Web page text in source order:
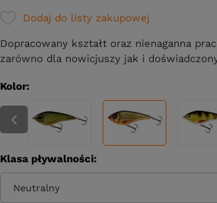
Dodaj do listy zakupowej
Dopracowany kształt oraz nienaganna
zarówno dla nowicjuszy jak i
Kolor
Klasa pływalności
Neutralny